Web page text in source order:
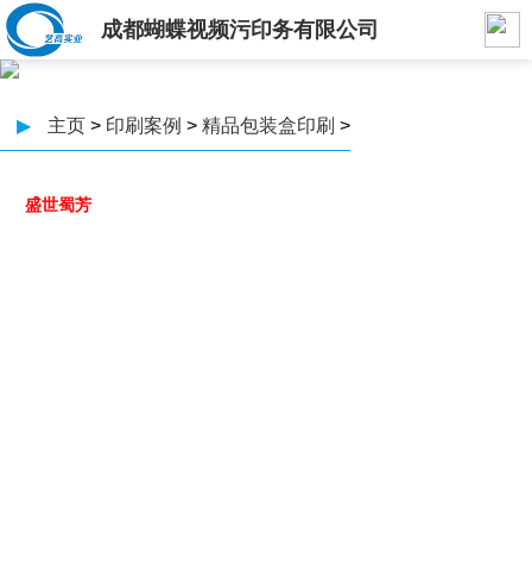
成都蝴蝶视频污印务有限公司
▶ 主页 > 印刷案例 > 精品包装盒印刷 >
盛世蜀芳